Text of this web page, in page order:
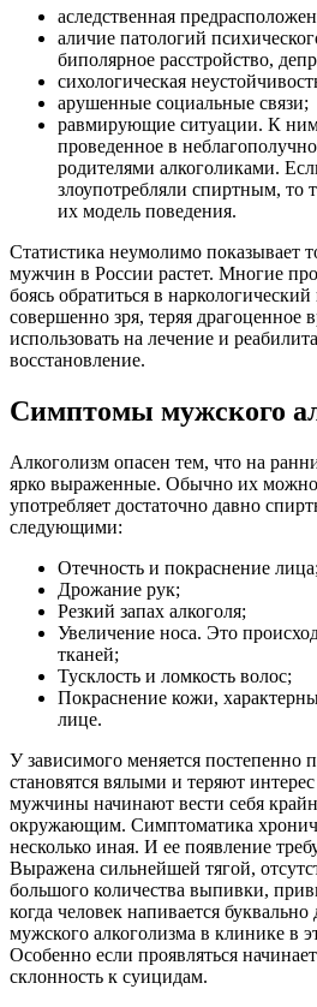
аследственная
аличие патологий
биполярное расстройство,
сихологическая
арушенные социальные связи;
равмирующие ситуации. К
проведенное в
родителями алкоголиками.
злоупотребляли спиртным, то
их модель поведения.
Статистика неумолимо показывает
мужчин в России растет. Многие
боясь обратиться в
совершенно зря, теряя драгоценное
использовать на лечение и
восстановление.
Симптомы мужского
Алкоголизм опасен тем, что на
ярко выраженные. Обычно их можно
употребляет достаточно давно
следующими:
Отечность и покраснение лица;
Дрожание рук;
Резкий запах алкоголя;
Увеличение носа. Это
тканей;
Тусклость и ломкость волос;
Покраснение кожи,
лице.
У зависимого меняется постепенно
становятся вялыми и теряют
мужчины начинают вести себя
окружающим. Симптоматика
несколько иная. И ее появление
Выражена сильнейшей тягой,
большого количества выпивки,
когда человек напивается
мужского алкоголизма в клинике в
Особенно если проявляться
склонность к суицидам.